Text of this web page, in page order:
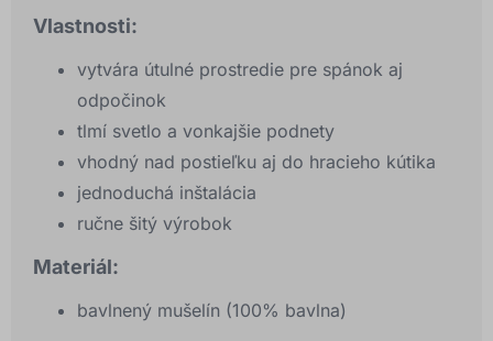
Vlastnosti:
vytvára útulné prostredie pre spánok aj
odpočinok
tlmí svetlo a vonkajšie podnety
vhodný nad postieľku aj do hracieho kútika
jednoduchá inštalácia
ručne šitý výrobok
Materiál:
bavlnený mušelín (100% bavlna)